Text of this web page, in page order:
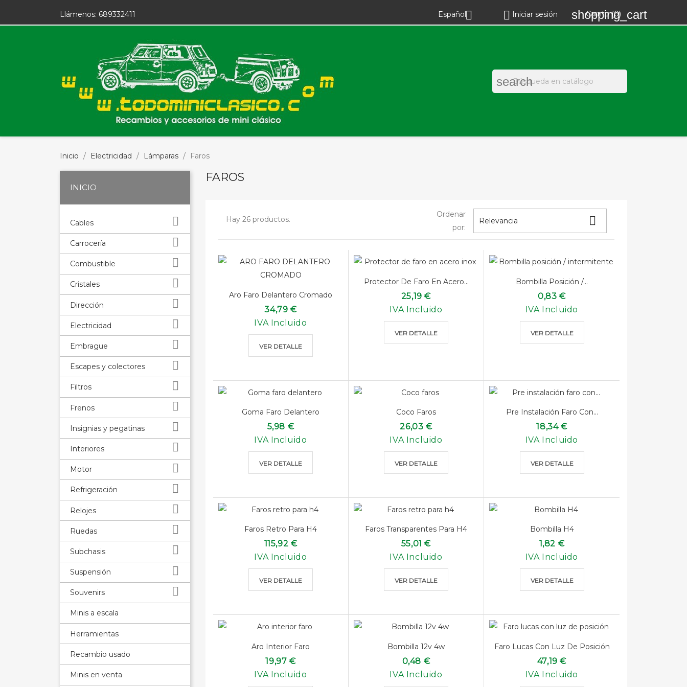
Llámenos: 689332411 Español  Iniciar sesión shopping_cart
Carrito (0)
search
Inicio Electricidad Lámparas Faros
INICIO
Cables 
Carrocería 
Combustible 
Cristales 
Dirección 
Electricidad 
Embrague 
Escapes y colectores 
Filtros 
Frenos 
Insignias y pegatinas 
Interiores 
Motor 
Refrigeración 
Relojes 
Ruedas 
Subchasis 
Suspensión 
Souvenirs 
Minis a escala
Herramientas
Recambio usado
Minis en venta
FAROS
Hay 26 productos.
Ordenar
por:
Relevancia 
Aro Faro Delantero Cromado
34,79 €
IVA Incluido
VER DETALLE
Protector De Faro En Acero...
25,19 €
IVA Incluido
VER DETALLE
Bombilla Posición /...
0,83 €
IVA Incluido
VER DETALLE
Goma Faro Delantero
5,98 €
IVA Incluido
VER DETALLE
Coco Faros
26,03 €
IVA Incluido
VER DETALLE
Pre Instalación Faro Con...
18,34 €
IVA Incluido
VER DETALLE
Faros Retro Para H4
115,92 €
IVA Incluido
VER DETALLE
Faros Transparentes Para H4
55,01 €
IVA Incluido
VER DETALLE
Bombilla H4
1,82 €
IVA Incluido
VER DETALLE
Aro Interior Faro
19,97 €
IVA Incluido
Bombilla 12v 4w
0,48 €
IVA Incluido
Faro Lucas Con Luz De Posición
47,19 €
IVA Incluido